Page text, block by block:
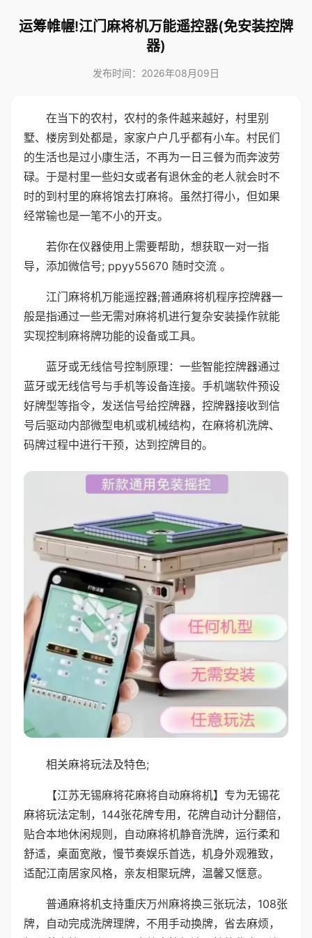
运筹帷幄!江门麻将机万能遥控器(免安装控牌
器)
发布时间：2026年08月09日
在当下的农村，农村的条件越来越好，村里别
墅、楼房到处都是，家家户户几乎都有小车。村民们
的生活也是过小康生活，不再为一日三餐为而奔波劳
碌。于是村里一些妇女或者有退休金的老人就会时不
时的到村里的麻将馆去打麻将。虽然打得小，但如果
经常输也是一笔不小的开支。
若你在仪器使用上需要帮助，想获取一对一指
导，添加微信号; ppyy55670 随时交流 。
江门麻将机万能遥控器;普通麻将机程序控牌器一
般是指通过一些无需对麻将机进行复杂安装操作就能
实现控制麻将牌功能的设备或工具。
蓝牙或无线信号控制原理：一些智能控牌器通过
蓝牙或无线信号与手机等设备连接。手机端软件预设
好牌型等指令，发送信号给控牌器，控牌器接收到信
号后驱动内部微型电机或机械结构，在麻将机洗牌、
码牌过程中进行干预，达到控牌目的。
相关麻将玩法及特色;
【江苏无锡麻将花麻将自动麻将机】专为无锡花
麻将玩法定制，144张花牌专用，花牌自动计分翻倍，
贴合本地休闲规则，自动麻将机静音洗牌，运行柔和
舒适，桌面宽敞，慢节奏娱乐首选，机身外观雅致，
适配江南居家风格，亲友相聚玩牌，温馨又惬意。
普通麻将机支持重庆万州麻将换三张玩法，108张
牌，自动完成洗牌理牌，不用手动换牌，省去麻烦，